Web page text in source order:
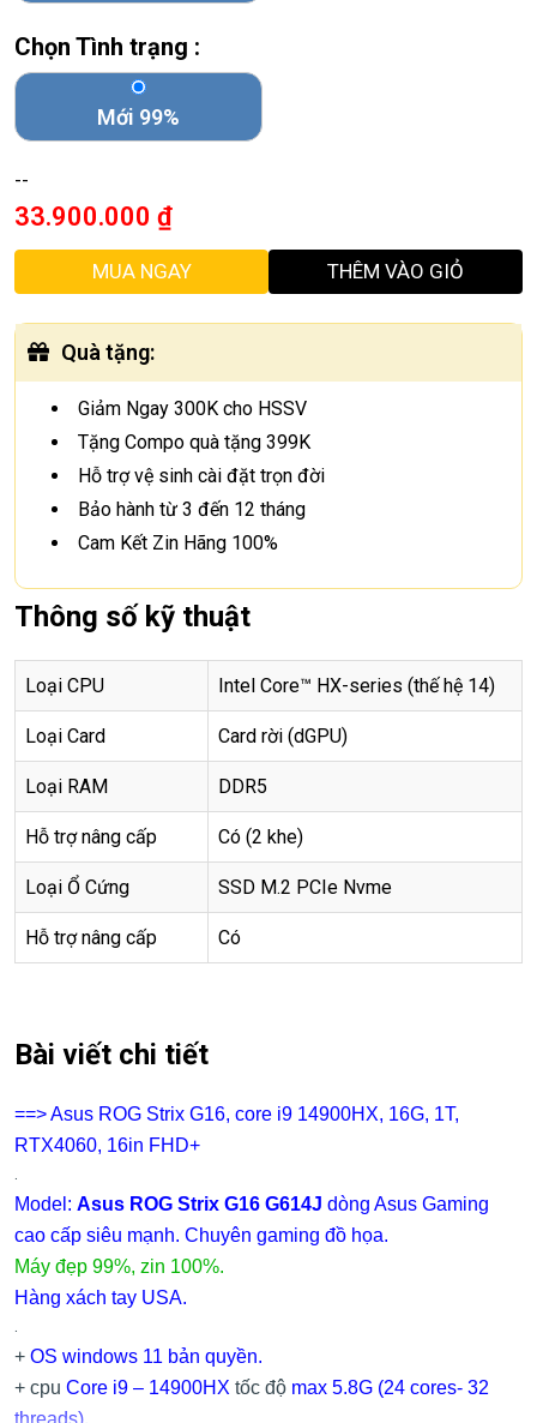
Chọn Tình trạng :
Mới 99%
--
33.900.000 ₫
MUA NGAY THÊM VÀO GIỎ
Quà tặng:
Giảm Ngay 300K cho HSSV
Tặng Compo quà tặng 399K
Hỗ trợ vệ sinh cài đặt trọn đời
Bảo hành từ 3 đến 12 tháng
Cam Kết Zin Hãng 100%
Thông số kỹ thuật
Loại CPU Intel Core™ HX-series (thế hệ 14)
Loại Card Card rời (dGPU)
Loại RAM DDR5
Hỗ trợ nâng cấp Có (2 khe)
Loại Ổ Cứng SSD M.2 PCIe Nvme
Hỗ trợ nâng cấp Có
Bài viết chi tiết
==> Asus ROG Strix G16, core i9 14900HX, 16G, 1T,
RTX4060, 16in FHD+
.
Model: Asus ROG Strix G16 G614J dòng Asus Gaming
cao cấp siêu mạnh. Chuyên gaming đồ họa.
Máy đẹp 99%, zin 100%.
Hàng xách tay USA.
.
+ OS windows 11 bản quyền.
+ cpu Core i9 – 14900HX tốc độ max 5.8G (24 cores- 32